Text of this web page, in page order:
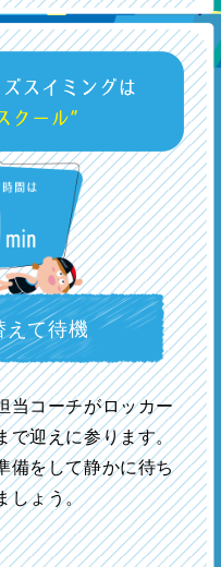
えて待機
当コーチがロッカー
で迎えに参ります。
備をして静かに待ち
しょう。